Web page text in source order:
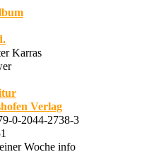
Karras
Verlag
0-2044-2738-3
Woche info